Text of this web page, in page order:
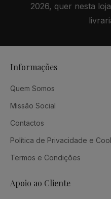
2026, quer nesta
Informações
Quem Somos
Missão Social
Contactos
Política de Privacidade e
Termos e Condições
Apoio ao Cliente